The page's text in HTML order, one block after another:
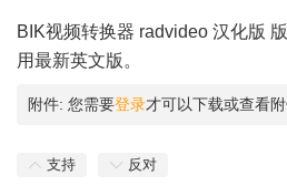
BIK视频转换器 radvideo 汉化版
用最新英文版 。
附件: 您需要登录才可以下载或查看
支持 反对